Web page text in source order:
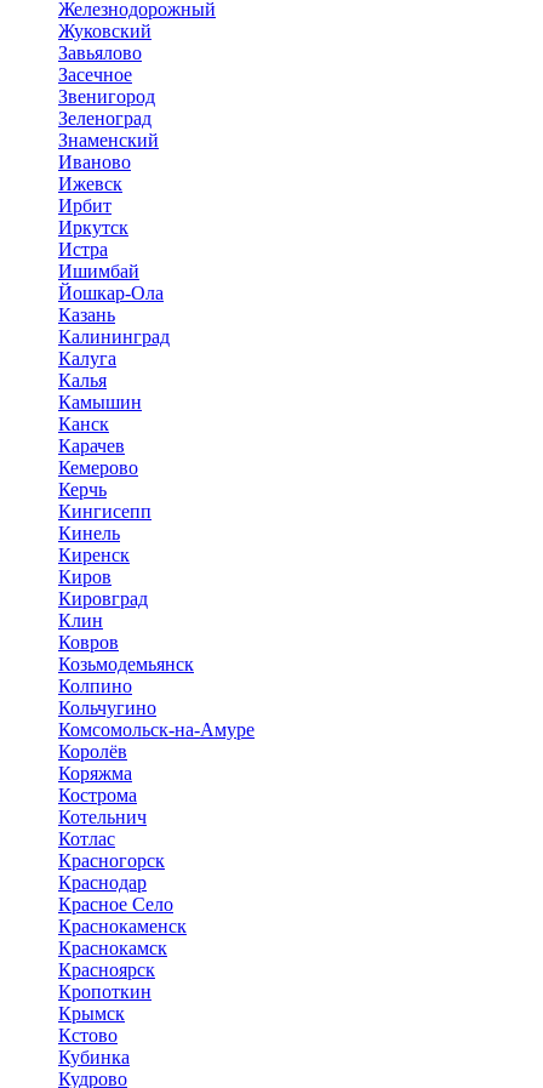
Железнодорожный
Жуковский
Завьялово
Засечное
Звенигород
Зеленоград
Знаменский
Иваново
Ижевск
Ирбит
Иркутск
Истра
Ишимбай
Йошкар-Ола
Казань
Калининград
Калуга
Калья
Камышин
Канск
Карачев
Кемерово
Керчь
Кингисепп
Кинель
Киренск
Киров
Кировград
Клин
Ковров
Козьмодемьянск
Колпино
Кольчугино
Комсомольск-на-Амуре
Королёв
Коряжма
Кострома
Котельнич
Котлас
Красногорск
Краснодар
Красное Село
Краснокаменск
Краснокамск
Красноярск
Кропоткин
Крымск
Кстово
Кубинка
Кудрово